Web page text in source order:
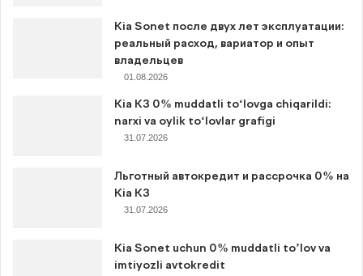
Kia Sonet после двух лет эксплуатации:
реальный расход, вариатор и опыт
владельцев
01.08.2026
Kia K3 0% muddatli to‘lovga chiqarildi:
narxi va oylik to‘lovlar grafigi
31.07.2026
Льготный автокредит и рассрочка 0% на
Kia K3
31.07.2026
Kia Sonet uchun 0% muddatli to’lov va
imtiyozli avtokredit